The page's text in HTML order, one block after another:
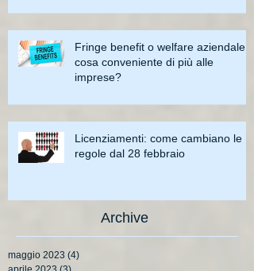
Fringe benefit o welfare aziendale:
cosa conveniente di più alle
imprese?
Licenziamenti: come cambiano le
regole dal 28 febbraio
Archive
maggio 2023 (4)